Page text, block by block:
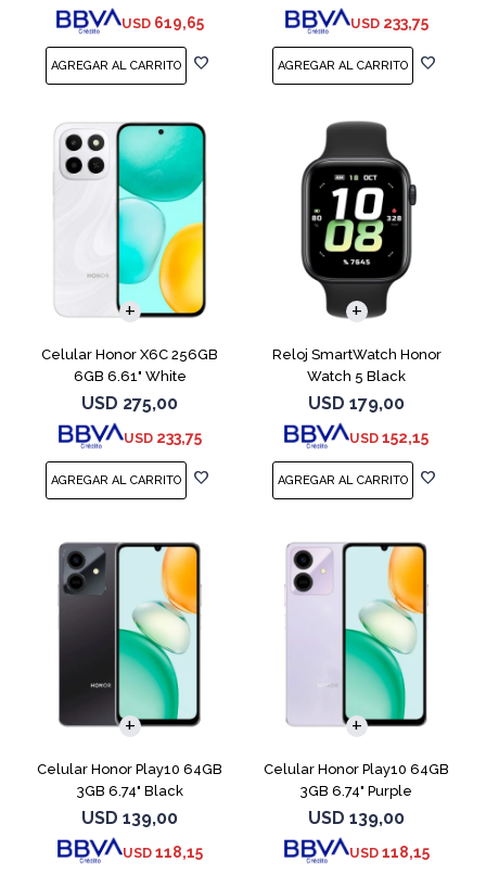
USD 619,65 USD 233,75
Celular Honor X6C 256GB
6GB 6.61" White
USD 275,00
USD 233,75
COMPARAR
Reloj SmartWatch Honor
Watch 5 Black
USD 179,00
USD 152,15
Celular Honor Play10 64GB
3GB 6.74" Black
USD 139,00
USD 118,15
COMPARAR
Celular Honor Play10 64GB
3GB 6.74" Purple
USD 139,00
USD 118,15
COMPARAR